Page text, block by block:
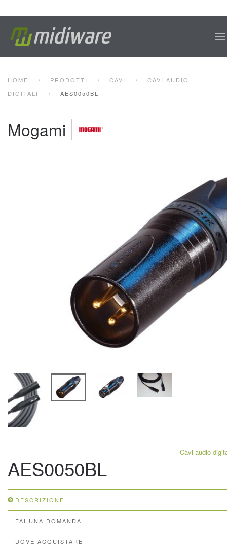
HOME PRODOTTI CAVI
CAVI AUDIO
DIGITALI
AES0050BL
Mogami
Cavi audio
AES0050BL
DESCRIZIONE
FAI UNA DOMANDA
DOVE ACQUISTARE